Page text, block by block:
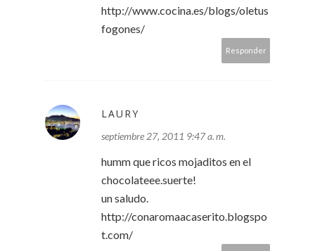
http://www.cocina.es/blogs/oletus
fogones/
Responder
LAURY
septiembre 27, 2011 9:47 a. m.
humm que ricos mojaditos en el
chocolateee.suerte!
un saludo.
http://conaromaacaserito.blogspo
t.com/